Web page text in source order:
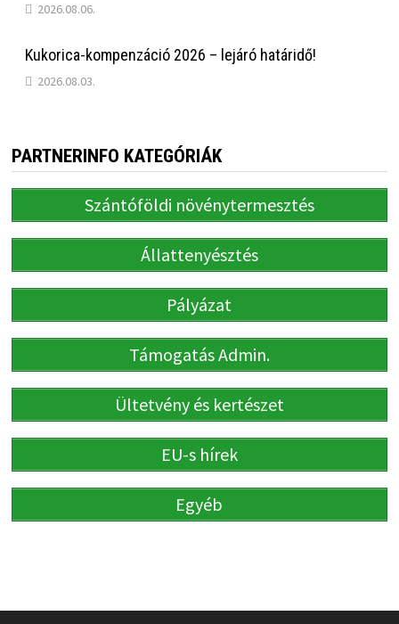
2026.08.06.
Kukorica-kompenzáció 2026 – lejáró határidő!
2026.08.03.
PARTNERINFO KATEGÓRIÁK
Szántóföldi növénytermesztés
Állattenyésztés
Pályázat
Támogatás Admin.
Ültetvény és kertészet
EU-s hírek
Egyéb